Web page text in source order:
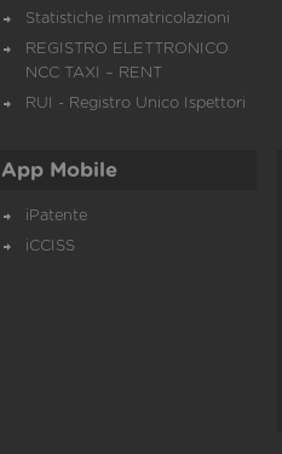
Statistiche immatricolazioni
REGISTRO ELETTRONICO
NCC TAXI – RENT
RUI - Registro Unico Ispettori
App Mobile
iPatente
iCCISS